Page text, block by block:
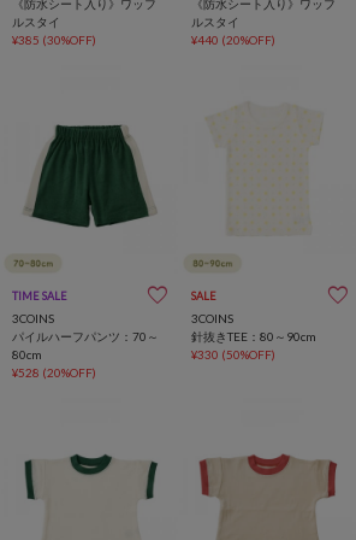
《防水シート入り》ワッフ
ルスタイ
¥385 (30%OFF)
《防水シート入り》ワッフ
ルスタイ
¥440 (20%OFF)
TIME SALE
3COINS
パイルハーフパンツ：70～
80cm
¥528 (20%OFF)
SALE
3COINS
針抜きTEE：80～90cm
¥330 (50%OFF)